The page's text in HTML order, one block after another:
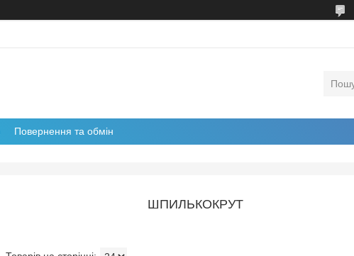
Повернення та обмін
ШПИЛЬКОКРУТ